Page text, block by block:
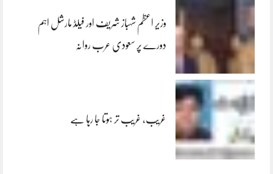
وزیر اعظم شہباز شریف اور فیلڈ مارشل اہم
دورے پر سعودی عرب روانہ
غریب، غریب تر ہوتا جا رہا ہے